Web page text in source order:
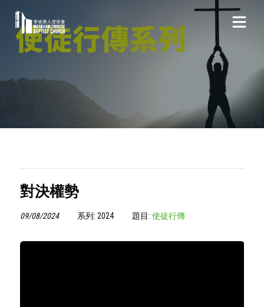
對決權勢
09/08/2024 系列: 2024 題目: 使徒行傳